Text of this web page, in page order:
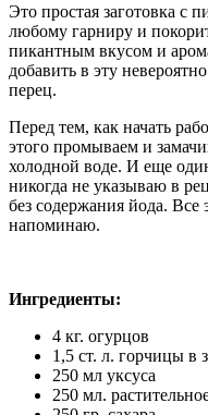
Это простая заготовка с
любому гарниру и
пикантным вкусом и
добавить в эту
перец.
Перед тем, как начать
этого промываем и
холодной воде. И еще
никогда не указываю в
без содержания йода. Все
напоминаю.
Ингредиенты:
4 кг. огурцов
1,5 ст. л. горчицы в
250 мл уксуса
250 мл.